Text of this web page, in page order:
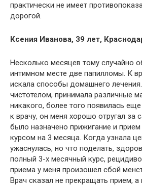
практически не имеет
дорогой.
Ксения Иванова, 39 лет,
Несколько месяцев тому случайно
интимном месте две папилломы. К
искала способы домашнего
чистотелом, принимала различные
никакого, более того появилась
к врачу, он меня хорошо отругал за
было назначено прижигание и
курсом на 3 месяца. Когда узнала
ужаснулась, но что поделать,
полный 3-х месячный курс,
приема у меня произошел сбой
Врач сказал не прекращать прием, а